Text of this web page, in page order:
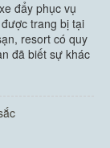
đẩy phục vụ
trang bị tại
resort có quy
đã biết sự khác
là